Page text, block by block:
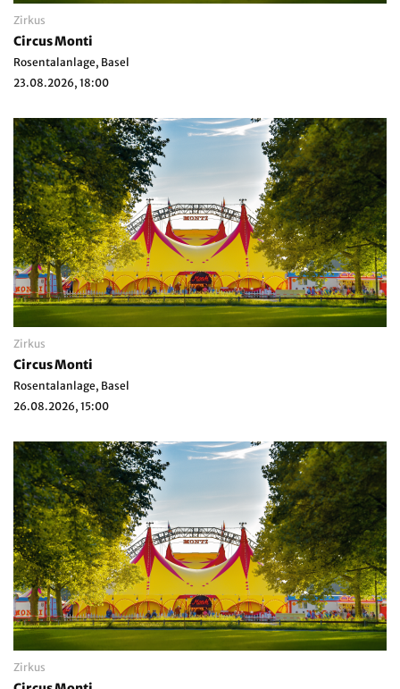
Zirkus
Circus Monti
Rosentalanlage, Basel
23.08.2026, 18:00
Zirkus
Circus Monti
Rosentalanlage, Basel
26.08.2026, 15:00
Zirkus